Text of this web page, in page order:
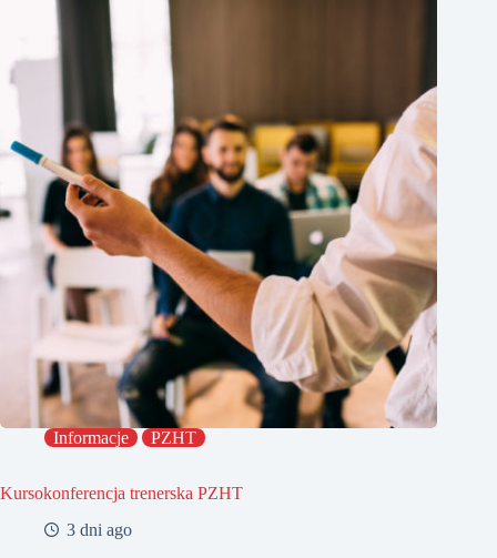
Informacje PZHT
Kursokonferencja trenerska PZHT
3 dni ago